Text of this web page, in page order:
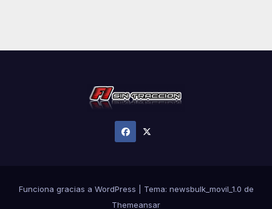
Funciona gracias a WordPress Tema: newsbulk_movil_1.0 de
Themeansar